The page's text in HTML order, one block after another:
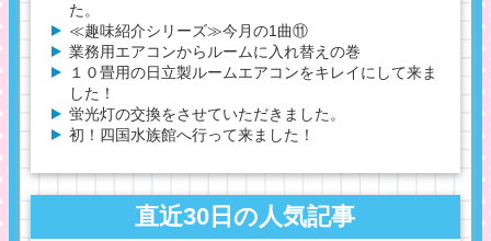
た。
≪趣味紹介シリーズ≫今月の1曲⑪
業務用エアコンからルームに入れ替えの巻
１０畳用の日立製ルームエアコンをキレイにして来ま
した！
蛍光灯の交換をさせていただきました。
初！四国水族館へ行って来ました！
直近30日の人気記事